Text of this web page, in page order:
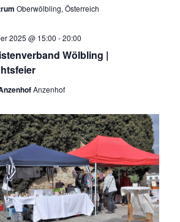
Oberwölbling, Österreich
Wölbling |
2025 @ 15:00 -20:00
Anzenhof